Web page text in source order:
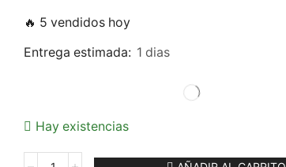
🔥 5 vendidos hoy
Entrega estimada: 1 dias
Hay existencias